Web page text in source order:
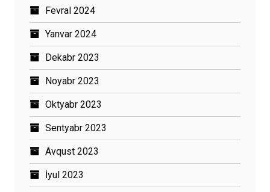
Fevral 2024
Yanvar 2024
Dekabr 2023
Noyabr 2023
Oktyabr 2023
Sentyabr 2023
Avqust 2023
İyul 2023